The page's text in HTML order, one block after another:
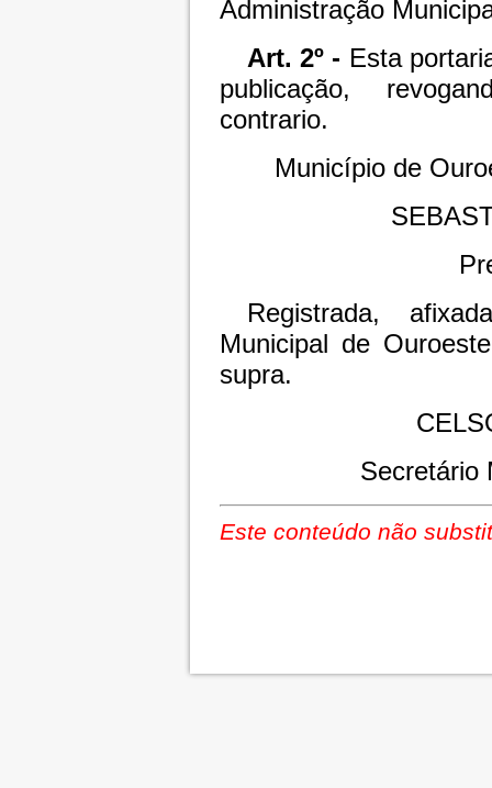
Administração
Art. 2º - Esta
publicação,
contrario.
Município de
Registrada,
Municipal de
supra.
Secretário
Este conteúdo não